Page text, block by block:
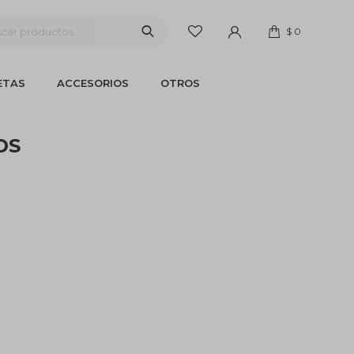
ACCESORIOS OTROS
$ 0